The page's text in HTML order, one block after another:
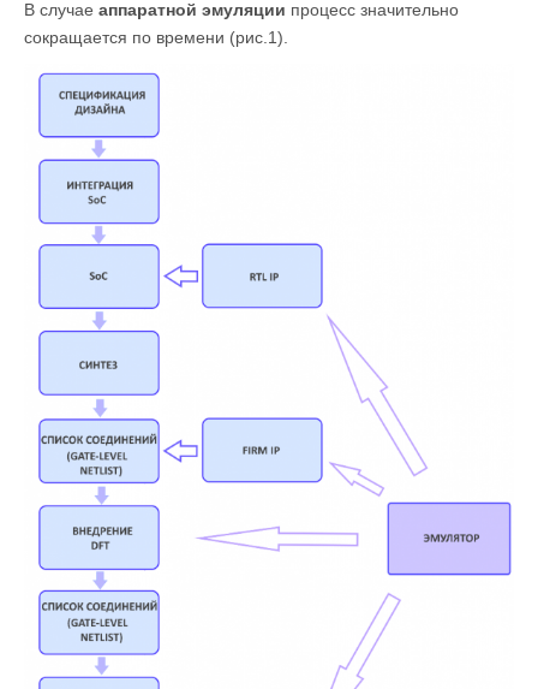
В случае аппаратной эмуляции процесс значительно
сокращается по времени (рис.1).